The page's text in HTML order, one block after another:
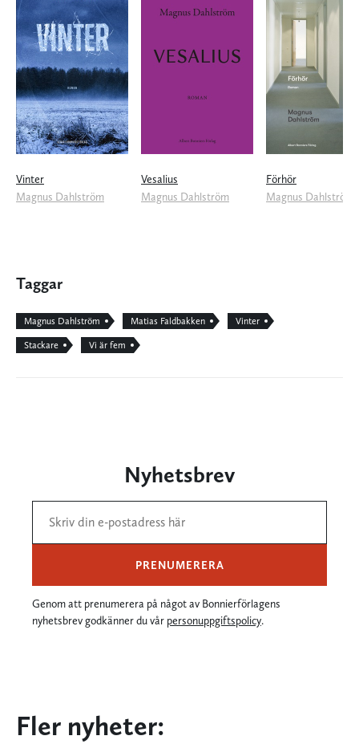
Vinter
Magnus Dahlström
Vesalius
Magnus Dahlström
Förhör
Magnus Dahlström
Taggar
Magnus Dahlström Matias Faldbakken Vinter
Stackare Vi är fem
Nyhetsbrev
PRENUMERERA
Genom att prenumerera på något av Bonnierförlagens
nyhetsbrev godkänner du vår personuppgiftspolicy.
Fler nyheter: